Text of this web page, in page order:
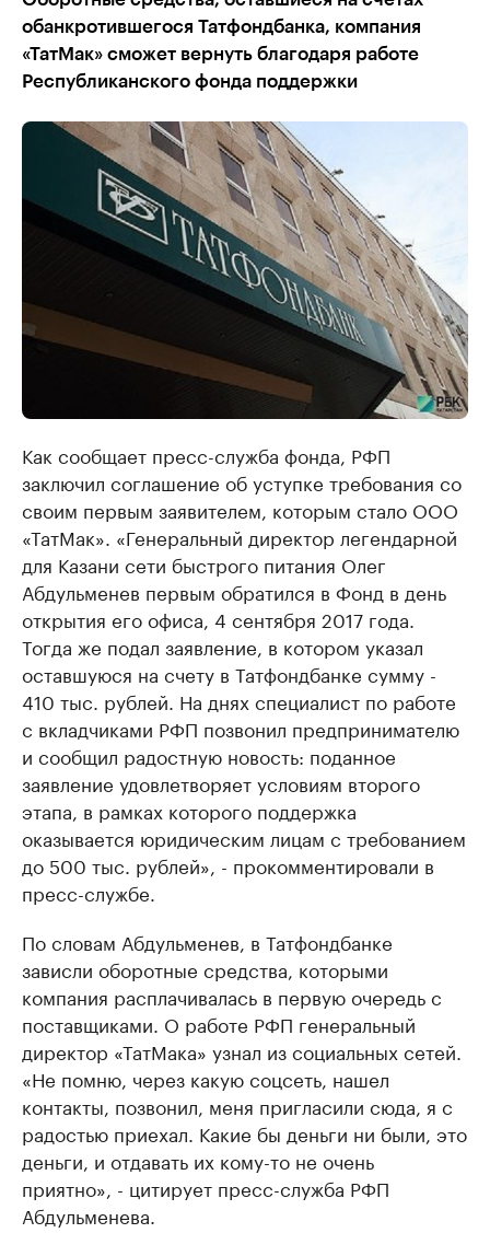
обанкротившегося Татфондбанка, компания
«ТатМак» сможет вернуть благодаря работе
Республиканского фонда поддержки
Как сообщает пресс-служба фонда, РФП
заключил соглашение об уступке требования со
своим первым заявителем, которым стало ООО
«ТатМак». «Генеральный директор легендарной
для Казани сети быстрого питания Олег
Абдульменев первым обратился в Фонд в день
открытия его офиса, 4 сентября 2017 года.
Тогда же подал заявление, в котором указал
оставшуюся на счету в Татфондбанке сумму -
410 тыс. рублей. На днях специалист по работе
с вкладчиками РФП позвонил предпринимателю
и сообщил радостную новость: поданное
заявление удовлетворяет условиям второго
этапа, в рамках которого поддержка
оказывается юридическим лицам с требованием
до 500 тыс. рублей», - прокомментировали в
пресс-службе.
По словам Абдульменев, в Татфондбанке
зависли оборотные средства, которыми
компания расплачивалась в первую очередь с
поставщиками. О работе РФП генеральный
директор «ТатМака» узнал из социальных сетей.
«Не помню, через какую соцсеть, нашел
контакты, позвонил, меня пригласили сюда, я с
радостью приехал. Какие бы деньги ни были, это
деньги, и отдавать их кому-то не очень
приятно», - цитирует пресс-служба РФП
Абдульменева.